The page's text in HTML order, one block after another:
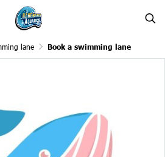
lane Book a swimming lane